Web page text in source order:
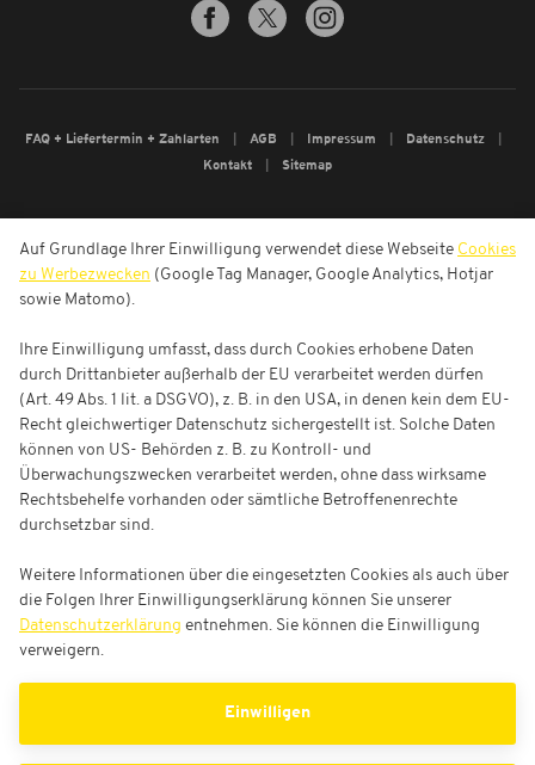
FAQ + Liefertermin + Zahlarten AGB Impressum
Datenschutz
Kontakt
Sitemap
Auf Grundlage Ihrer Einwilligung verwendet diese Webseite Cookies
zu Werbezwecken (Google Tag Manager, Google Analytics, Hotjar
sowie Matomo).
Ihre Einwilligung umfasst, dass durch Cookies erhobene Daten
durch Drittanbieter außerhalb der EU verarbeitet werden dürfen
(Art. 49 Abs. 1 lit. a DSGVO), z. B. in den USA, in denen kein dem EU-
Recht gleichwertiger Datenschutz sichergestellt ist. Solche Daten
können von US- Behörden z. B. zu Kontroll- und
Überwachungszwecken verarbeitet werden, ohne dass wirksame
Rechtsbehelfe vorhanden oder sämtliche Betroffenenrechte
durchsetzbar sind.
Weitere Informationen über die eingesetzten Cookies als auch über
die Folgen Ihrer Einwilligungserklärung können Sie unserer
Datenschutzerklärung entnehmen. Sie können die Einwilligung
verweigern.
Einwilligen